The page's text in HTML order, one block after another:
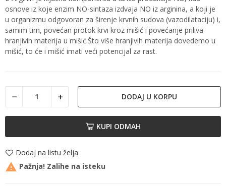
osnove iz koje enzim NO-sintaza izdvaja NO iz arginina, a koji je
u organizmu odgovoran za širenje krvnih sudova (vazodilataciju) i,
samim tim, povećan protok krvi kroz mišić i povećanje priliva
hranjivih materija u mišić.Što više hranjivih materija dovedemo u
mišić, to će i mišić imati veći potencijal za rast.
DODAJ U KORPU
KUPI ODMAH
Dodaj na listu želja
 Pažnja! Zalihe na isteku